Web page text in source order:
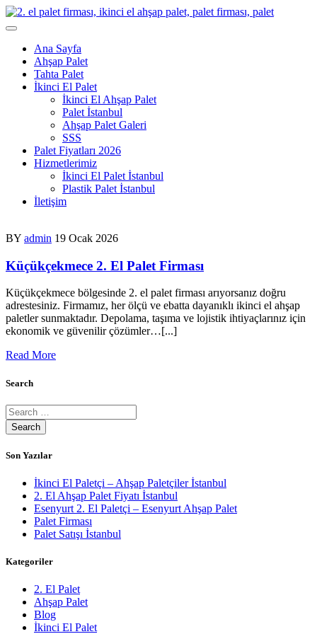
Skip
to
Ana Sayfa
Ahşap Palet
Tahta Palet
İkinci El Palet
İkinci El Ahşap Palet
Palet İstanbul
Ahşap Palet Galeri
SSS
Palet Fiyatları 2026
Hizmetlerimiz
İkinci El Palet İstanbul
Plastik Palet İstanbul
İletişim
BY admin 19 Ocak 2026
Küçükçekmece 2. El Palet Firması
Küçükçekmece bölgesinde 2. el palet firması arıyorsanız doğru
adrestesiniz. Firmamız, her ölçü ve ebatta dayanıklı ikinci el ahşap
paletler sunmaktadır. Depolama, taşıma ve lojistik ihtiyaçlarınız için
ekonomik ve güvenilir çözümler…[...]
Read More
Search
Son Yazılar
İkinci El Paletçi – Ahşap Paletçiler İstanbul
2. El Ahşap Palet Fiyatı İstanbul
Esenyurt 2. El Paletçi – Esenyurt Ahşap Palet
Palet Firması
Palet Satışı İstanbul
Kategoriler
2. El Palet
Ahşap Palet
Blog
İkinci El Palet